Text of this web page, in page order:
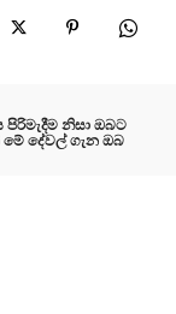
නිසා ඔබට
මේ දේවල් ගැන ඔබ